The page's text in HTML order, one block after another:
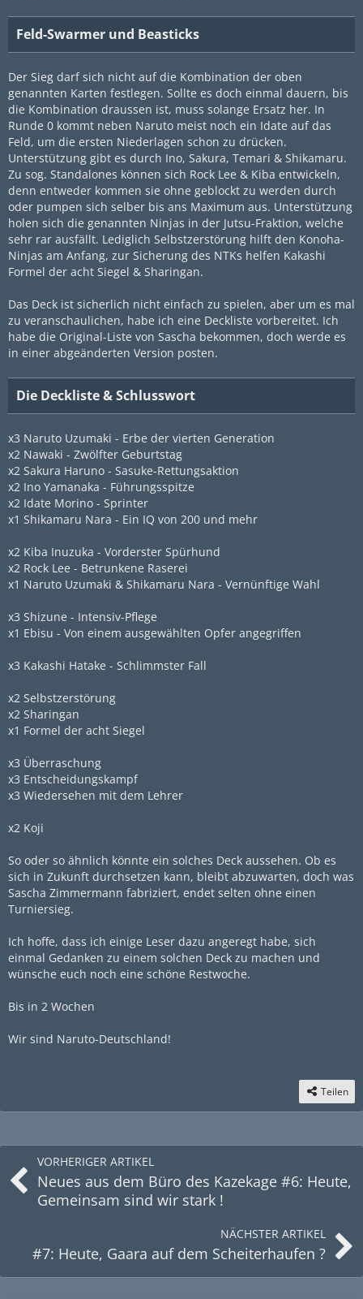
Feld-Swarmer und Beasticks
Der Sieg darf sich nicht auf die Kombination der oben
genannten Karten festlegen. Sollte es doch einmal dauern, bis
die Kombination draussen ist, muss solange Ersatz her. In
Runde 0 kommt neben Naruto meist noch ein Idate auf das
Feld, um die ersten Niederlagen schon zu drücken.
Unterstützung gibt es durch Ino, Sakura, Temari & Shikamaru.
Zu sog. Standalones können sich Rock Lee & Kiba entwickeln,
denn entweder kommen sie ohne geblockt zu werden durch
oder pumpen sich selber bis ans Maximum aus. Unterstützung
holen sich die genannten Ninjas in der Jutsu-Fraktion, welche
sehr rar ausfällt. Lediglich Selbstzerstörung hilft den Konoha-
Ninjas am Anfang, zur Sicherung des NTKs helfen Kakashi
Formel der acht Siegel & Sharingan.
Das Deck ist sicherlich nicht einfach zu spielen, aber um es mal
zu veranschaulichen, habe ich eine Deckliste vorbereitet. Ich
habe die Original-Liste von Sascha bekommen, doch werde es
in einer abgeänderten Version posten.
Die Deckliste & Schlusswort
x3 Naruto Uzumaki - Erbe der vierten Generation
x2 Nawaki - Zwölfter Geburtstag
x2 Sakura Haruno - Sasuke-Rettungsaktion
x2 Ino Yamanaka - Führungsspitze
x2 Idate Morino - Sprinter
x1 Shikamaru Nara - Ein IQ von 200 und mehr
x2 Kiba Inuzuka - Vorderster Spürhund
x2 Rock Lee - Betrunkene Raserei
x1 Naruto Uzumaki & Shikamaru Nara - Vernünftige Wahl
x3 Shizune - Intensiv-Pflege
x1 Ebisu - Von einem ausgewählten Opfer angegriffen
x3 Kakashi Hatake - Schlimmster Fall
x2 Selbstzerstörung
x2 Sharingan
x1 Formel der acht Siegel
x3 Überraschung
x3 Entscheidungskampf
x3 Wiedersehen mit dem Lehrer
x2 Koji
So oder so ähnlich könnte ein solches Deck aussehen. Ob es
sich in Zukunft durchsetzen kann, bleibt abzuwarten, doch was
Sascha Zimmermann fabriziert, endet selten ohne einen
Turniersieg.
Ich hoffe, dass ich einige Leser dazu angeregt habe, sich
einmal Gedanken zu einem solchen Deck zu machen und
wünsche euch noch eine schöne Restwoche.
Bis in 2 Wochen
Wir sind Naruto-Deutschland!
Teilen
VORHERIGER ARTIKEL
Neues aus dem Büro des Kazekage #6: Heute,
Gemeinsam sind wir stark !
NÄCHSTER ARTIKEL
#7: Heute, Gaara auf dem Scheiterhaufen ?